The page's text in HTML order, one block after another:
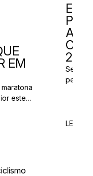
EM
este
Se
perto
LER